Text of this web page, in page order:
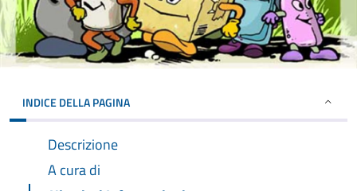
INDICE DELLA PAGINA
Descrizione
A cura di